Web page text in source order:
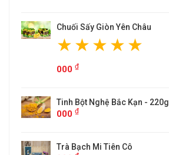
Chuối Sấy Giòn Yên Châu
000 ₫
Tinh Bột Nghệ Bắc Kạn - 220g
000 ₫
Trà Bạch Mi Tiên Cô